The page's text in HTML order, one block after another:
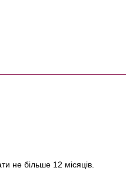
не більше 12 місяців.